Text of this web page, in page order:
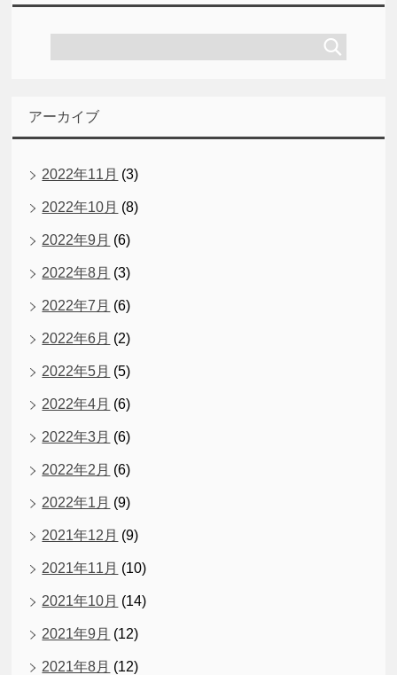
アーカイブ
2022年11月 (3)
2022年10月 (8)
2022年9月 (6)
2022年8月 (3)
2022年7月 (6)
2022年6月 (2)
2022年5月 (5)
2022年4月 (6)
2022年3月 (6)
2022年2月 (6)
2022年1月 (9)
2021年12月 (9)
2021年11月 (10)
2021年10月 (14)
2021年9月 (12)
2021年8月 (12)